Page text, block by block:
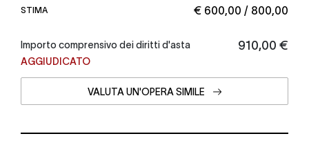
€ 600,00 / 800,00
STIMA
€ 910,00
Importo comprensivo dei diritti d'asta
AGGIUDICATO
VALUTA UN'OPERA SIMILE